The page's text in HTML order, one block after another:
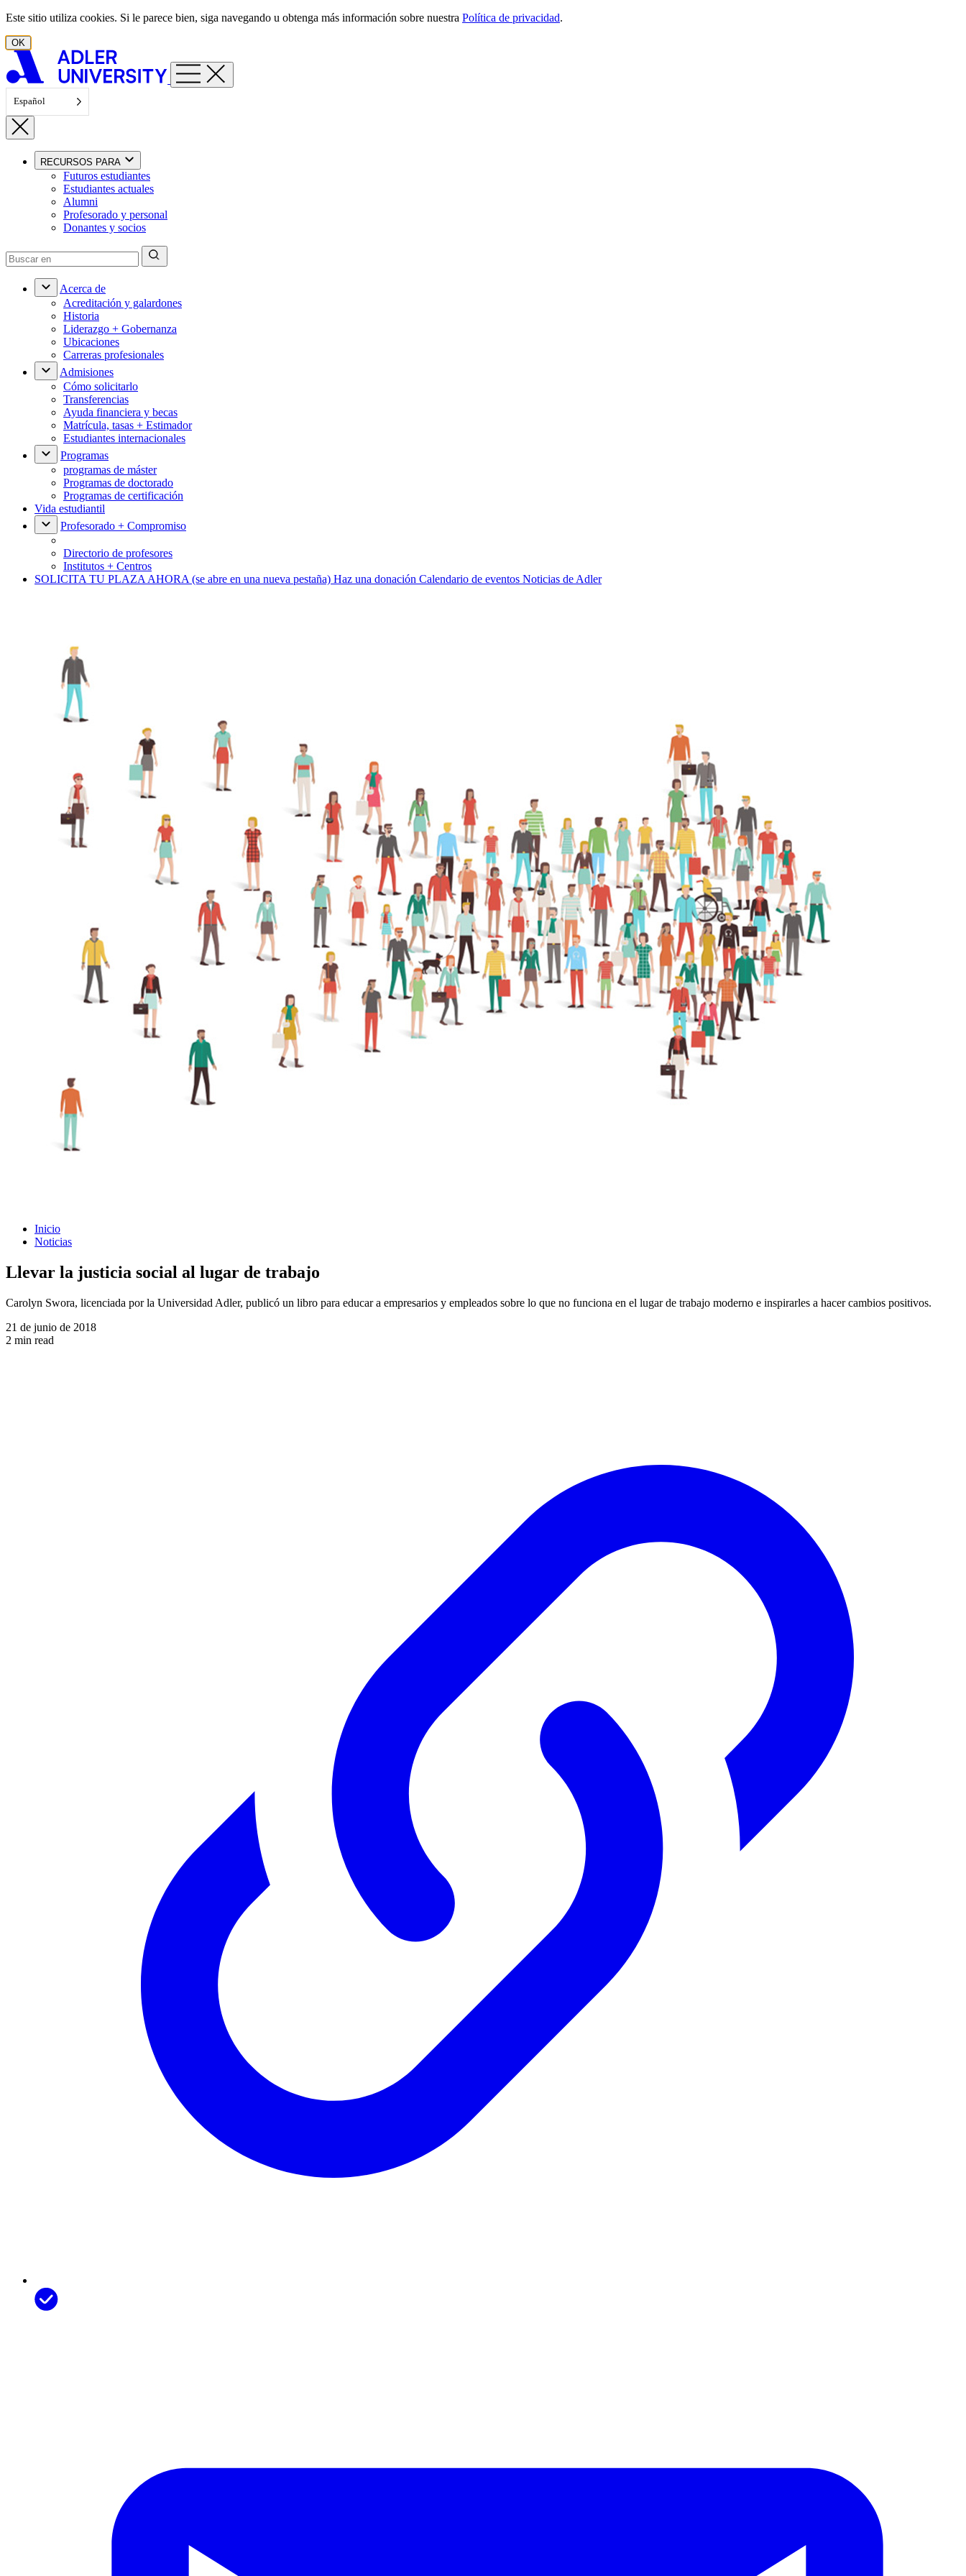
Ir al contenido
Este sitio utiliza cookies. Si le parece bien, siga navegando u obtenga más información sobre nuestra Política de privacidad.
OK
Español
RECURSOS PARA
Futuros estudiantes
Estudiantes actuales
Alumni
Profesorado y personal
Donantes y socios
Acerca de
Acreditación y galardones
Historia
Liderazgo + Gobernanza
Ubicaciones
Carreras profesionales
Admisiones
Cómo solicitarlo
Transferencias
Ayuda financiera y becas
Matrícula, tasas + Estimador
Estudiantes internacionales
Programas
programas de máster
Programas de doctorado
Programas de certificación
Vida estudiantil
Profesorado + Compromiso
Directorio de profesores
Institutos + Centros
SOLICITA TU PLAZA AHORA (se abre en una nueva pestaña) Haz una donación Calendario de eventos Noticias de Adler
Inicio
Noticias
Llevar la justicia social al lugar de trabajo
Carolyn Swora, licenciada por la Universidad Adler, publicó un libro para educar a empresarios y empleados sobre lo que no funciona en el lugar de trabajo moderno e inspirarles a hacer cambios positivos.
21 de junio de 2018
2 min read